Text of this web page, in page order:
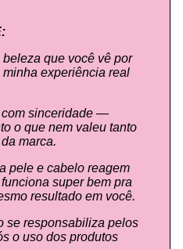
que você vê por
experiência real
com sinceridade —
o que nem valeu tanto
marca.
pele e cabelo reagem
super bem pra
resultado em você.
se responsabiliza pelos
o uso dos produtos